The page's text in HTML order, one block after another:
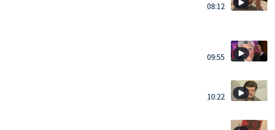
08:12
09:55
10:22